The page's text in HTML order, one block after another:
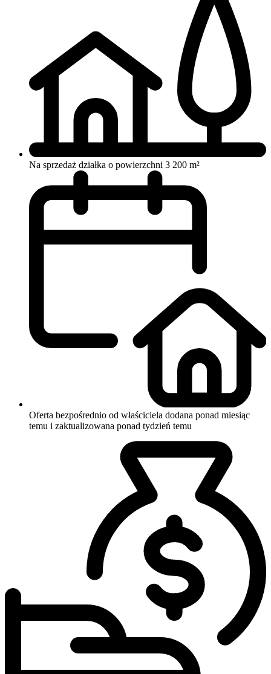
Na sprzedaż działka o powierzchni 3 200 m²
Oferta bezpośrednio od właściciela dodana ponad miesiąc
temu i zaktualizowana ponad tydzień temu